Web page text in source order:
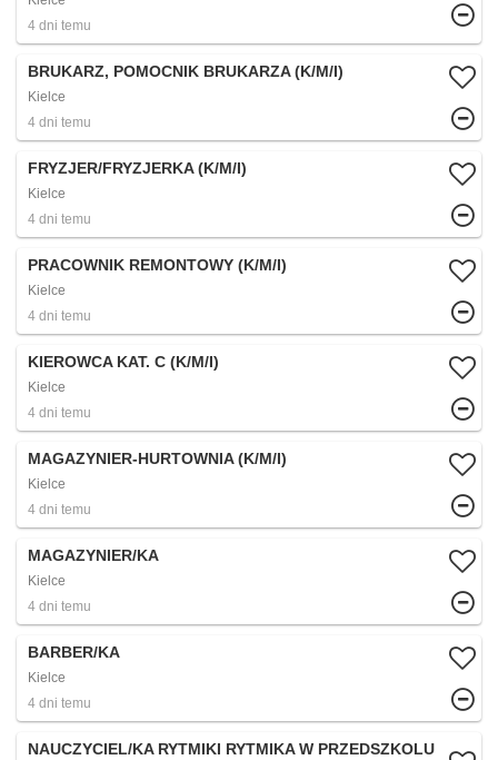
4 dni temu
BRUKARZ, POMOCNIK BRUKARZA (K/M/I)
Kielce
4 dni temu
FRYZJER/FRYZJERKA (K/M/I)
Kielce
4 dni temu
PRACOWNIK REMONTOWY (K/M/I)
Kielce
4 dni temu
KIEROWCA KAT. C (K/M/I)
Kielce
4 dni temu
MAGAZYNIER-HURTOWNIA (K/M/I)
Kielce
4 dni temu
MAGAZYNIER/KA
Kielce
4 dni temu
BARBER/KA
Kielce
4 dni temu
NAUCZYCIEL/KA RYTMIKI RYTMIKA W PRZEDSZKOLU